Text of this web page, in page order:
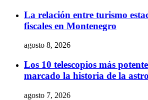
La relación entre turismo
fiscales en Montenegro
agosto 8, 2026
Los 10 telescopios más
marcado la historia de la
agosto 7, 2026